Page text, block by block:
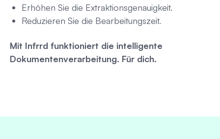
Erhöhen Sie die Extraktionsgenauigkeit.
Reduzieren Sie die Bearbeitungszeit.
Mit Infrrd funktioniert die intelligente
Dokumentenverarbeitung. Für dich.